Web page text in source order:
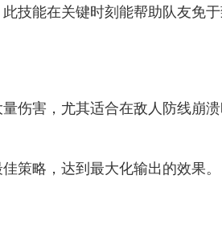
技能在关键时刻能帮助队友免
伤害，尤其适合在敌人防线崩
策略，达到最大化输出的效果。